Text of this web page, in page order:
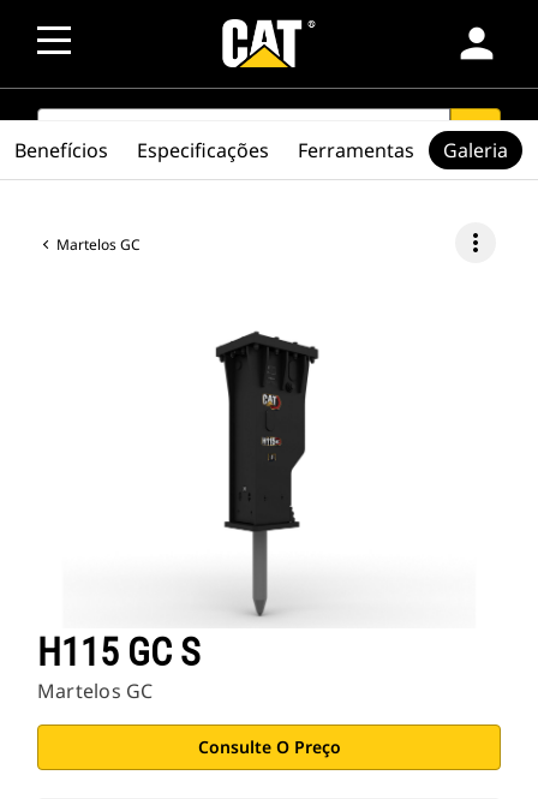
person
SEARCH search
Martelos GC more_vert
H115 GC S
Martelos GC
Consulte O Preço
Benefícios Especificações Ferramentas Galeria